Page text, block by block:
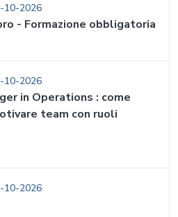
10-2026
- Formazione obbligatoria
10-2026
in Operations : come
team con ruoli
10-2026